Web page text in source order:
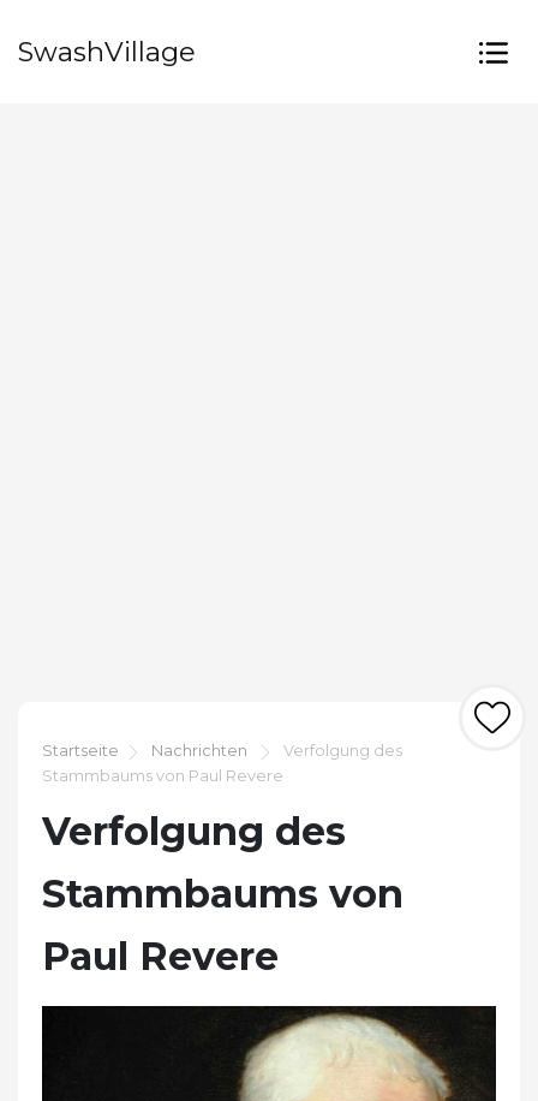
SwashVillage
Startseite Nachrichten
Verfolgung des
Stammbaums von Paul Revere
Verfolgung des
Stammbaums von
Paul Revere